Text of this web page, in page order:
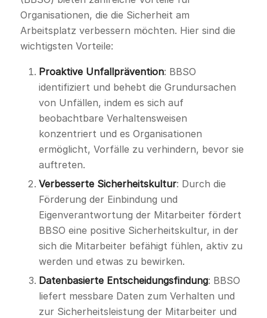
Organisationen, die die Sicherheit am
Arbeitsplatz verbessern möchten. Hier sind die
wichtigsten Vorteile:
Proaktive Unfallprävention: BBSO
identifiziert und behebt die Grundursachen
von Unfällen, indem es sich auf
beobachtbare Verhaltensweisen
konzentriert und es Organisationen
ermöglicht, Vorfälle zu verhindern, bevor sie
auftreten.
Verbesserte Sicherheitskultur: Durch die
Förderung der Einbindung und
Eigenverantwortung der Mitarbeiter fördert
BBSO eine positive Sicherheitskultur, in der
sich die Mitarbeiter befähigt fühlen, aktiv zu
werden und etwas zu bewirken.
Datenbasierte Entscheidungsfindung: BBSO
liefert messbare Daten zum Verhalten und
zur Sicherheitsleistung der Mitarbeiter und